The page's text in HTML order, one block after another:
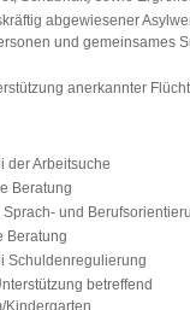
abgewiesener
und gemeinsames
anerkannter
der Arbeitsuche
Beratung
Sprach- und
Beratung
Schuldenregulierung
betreffend
Kindergarten